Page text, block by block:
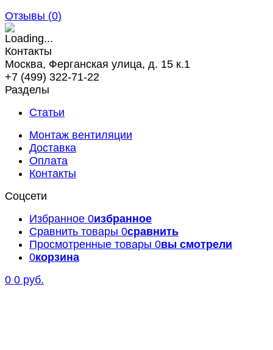
Отзывы (0)
Контакты
Москва, Ферганская улица, д. 15 к.1
+7 (499) 322-71-22
Разделы
Статьи
Монтаж вентиляции
Доставка
Оплата
Контакты
Соцсети
Избранное 0избранное
Сравнить товары 0сравнить
Просмотренные товары 0вы смотрели
0корзина
0 0 руб.